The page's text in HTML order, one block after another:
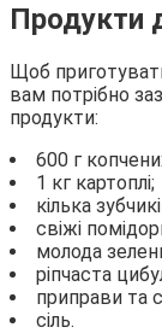
Продукти
Щоб
вам потрібно
продукти:
600 г
1 кг картоплі;
кілька
свіжі
молода
ріпчаста
приправи та
сіль.